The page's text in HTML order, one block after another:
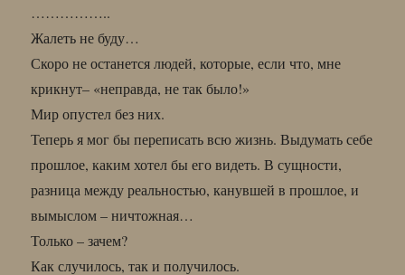
……………..
Жалеть не буду…
Скоро не останется людей, которые, если что, мне
крикнут– «неправда, не так было!»
Мир опустел без них.
Теперь я мог бы переписать всю жизнь. Выдумать себе
прошлое, каким хотел бы его видеть. В сущности,
разница между реальностью, канувшей в прошлое, и
вымыслом – ничтожная…
Только – зачем?
Как случилось, так и получилось.